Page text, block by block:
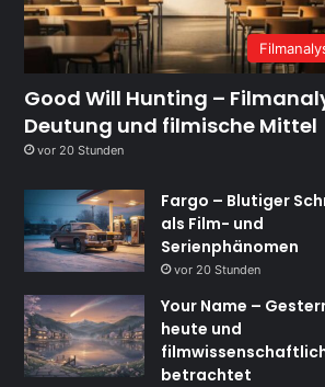
Good Will Hunting –
Deutung und filmische Mittel
vor 20 Stunden
Fargo – Blutiger
als Film- und
Serienphänomen
vor 20 Stunden
Your Name –
heute und
betrachtet